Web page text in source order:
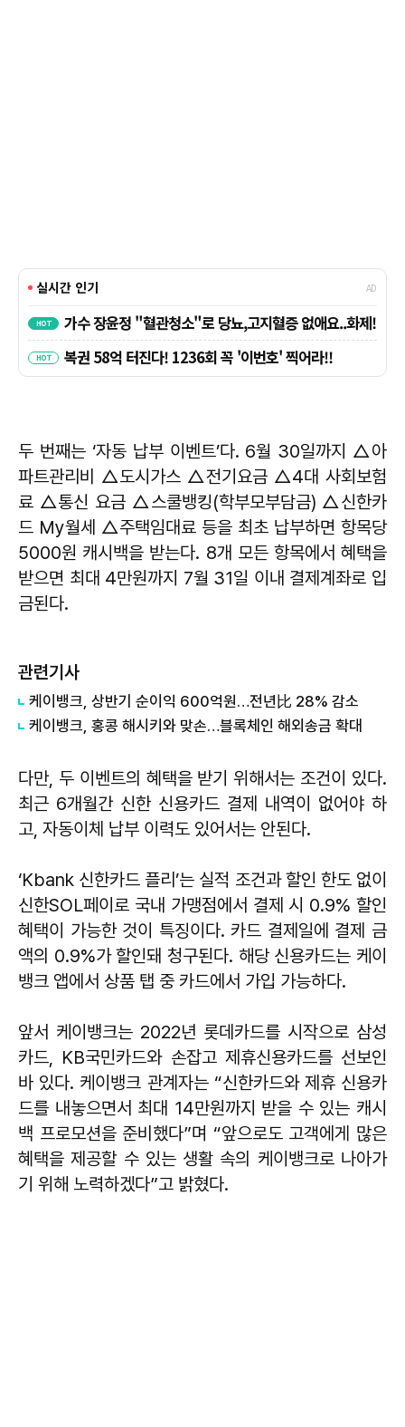
두 번째는 ‘자동 납부 이벤트’다. 6월 30일까지 △아
파트관리비 △도시가스 △전기요금 △4대 사회보험
료 △통신 요금 △스쿨뱅킹(학부모부담금) △신한카
드 My월세 △주택임대료 등을 최초 납부하면 항목당
5000원 캐시백을 받는다. 8개 모든 항목에서 혜택을
받으면 최대 4만원까지 7월 31일 이내 결제계좌로 입
금된다.
관련기사
케이뱅크, 상반기 순이익 600억원…전년比 28% 감소
케이뱅크, 홍콩 해시키와 맞손…블록체인 해외송금 확대
다만, 두 이벤트의 혜택을 받기 위해서는 조건이 있다.
최근 6개월간 신한 신용카드 결제 내역이 없어야 하
고, 자동이체 납부 이력도 있어서는 안된다.
‘Kbank 신한카드 플리’는 실적 조건과 할인 한도 없이
신한SOL페이로 국내 가맹점에서 결제 시 0.9% 할인
혜택이 가능한 것이 특징이다. 카드 결제일에 결제 금
액의 0.9%가 할인돼 청구된다. 해당 신용카드는 케이
뱅크 앱에서 상품 탭 중 카드에서 가입 가능하다.
앞서 케이뱅크는 2022년 롯데카드를 시작으로 삼성
카드, KB국민카드와 손잡고 제휴신용카드를 선보인
바 있다. 케이뱅크 관계자는 “신한카드와 제휴 신용카
드를 내놓으면서 최대 14만원까지 받을 수 있는 캐시
백 프로모션을 준비했다”며 “앞으로도 고객에게 많은
혜택을 제공할 수 있는 생활 속의 케이뱅크로 나아가
기 위해 노력하겠다”고 밝혔다.